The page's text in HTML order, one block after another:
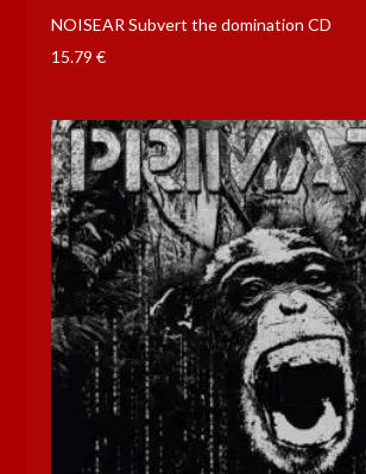
NOISEAR Subvert the domination CD
15.79 €